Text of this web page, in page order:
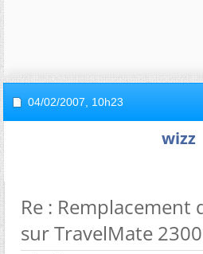
04/02/2007, 10h23
wizz
Re : Remplacement
sur TravelMate 2300